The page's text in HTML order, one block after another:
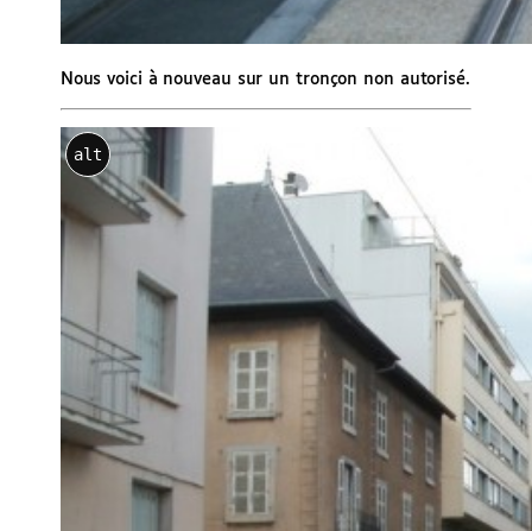
Nous voici à nouveau sur un tronçon non autorisé.
alt